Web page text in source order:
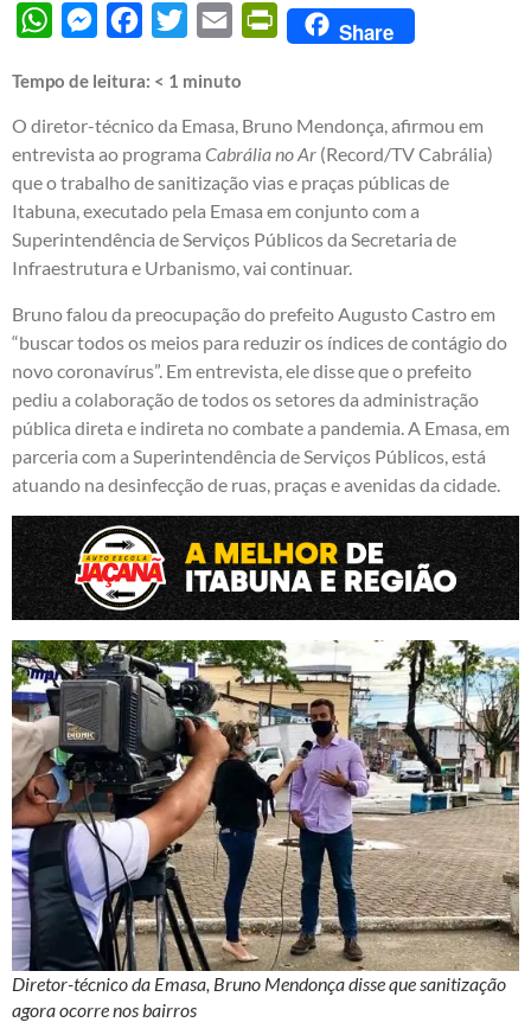
WhatsAppMessengerFacebook
Twitter Email PrintFriendly
Share
Tempo de leitura: < 1 minuto
O diretor-técnico da Emasa, Bruno Mendonça, afirmou em
entrevista ao programa Cabrália no Ar (Record/TV Cabrália)
que o trabalho de sanitização vias e praças públicas de
Itabuna, executado pela Emasa em conjunto com a
Superintendência de Serviços Públicos da Secretaria de
Infraestrutura e Urbanismo, vai continuar.
Bruno falou da preocupação do prefeito Augusto Castro em
“buscar todos os meios para reduzir os índices de contágio do
novo coronavírus”. Em entrevista, ele disse que o prefeito
pediu a colaboração de todos os setores da administração
pública direta e indireta no combate a pandemia. A Emasa, em
parceria com a Superintendência de Serviços Públicos, está
atuando na desinfecção de ruas, praças e avenidas da cidade.
Diretor-técnico da Emasa, Bruno Mendonça disse que sanitização
agora ocorre nos bairros